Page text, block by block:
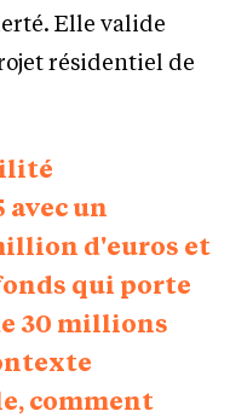
Elle valide
résidentiel de
un
d'euros et
qui porte
30 millions
comment